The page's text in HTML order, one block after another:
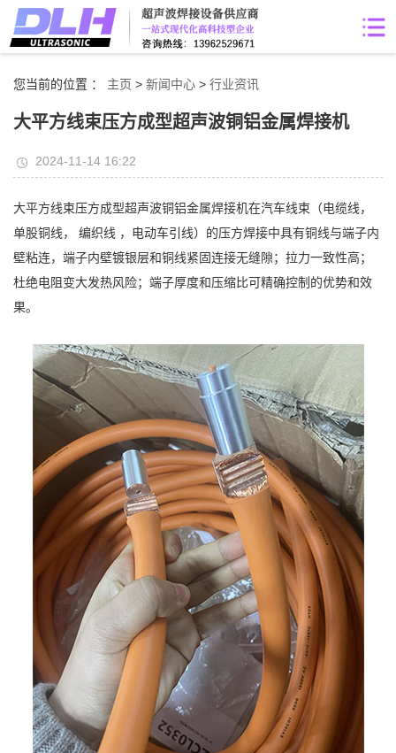
您当前的位置 ： 主页 > 新闻中心 > 行业资讯
大平方线束压方成型超声波铜铝金属焊接机
2024-11-14 16:22
大平方线束压方成型超声波铜铝金属焊接机在汽车线束（电缆线，
单股铜线， 编织线 ，电动车引线）的压方焊接中具有铜线与端子内
壁粘连，端子内壁镀银层和铜线紧固连接无缝隙；拉力一致性高；
杜绝电阻变大发热风险；端子厚度和压缩比可精确控制的优势和效
果。